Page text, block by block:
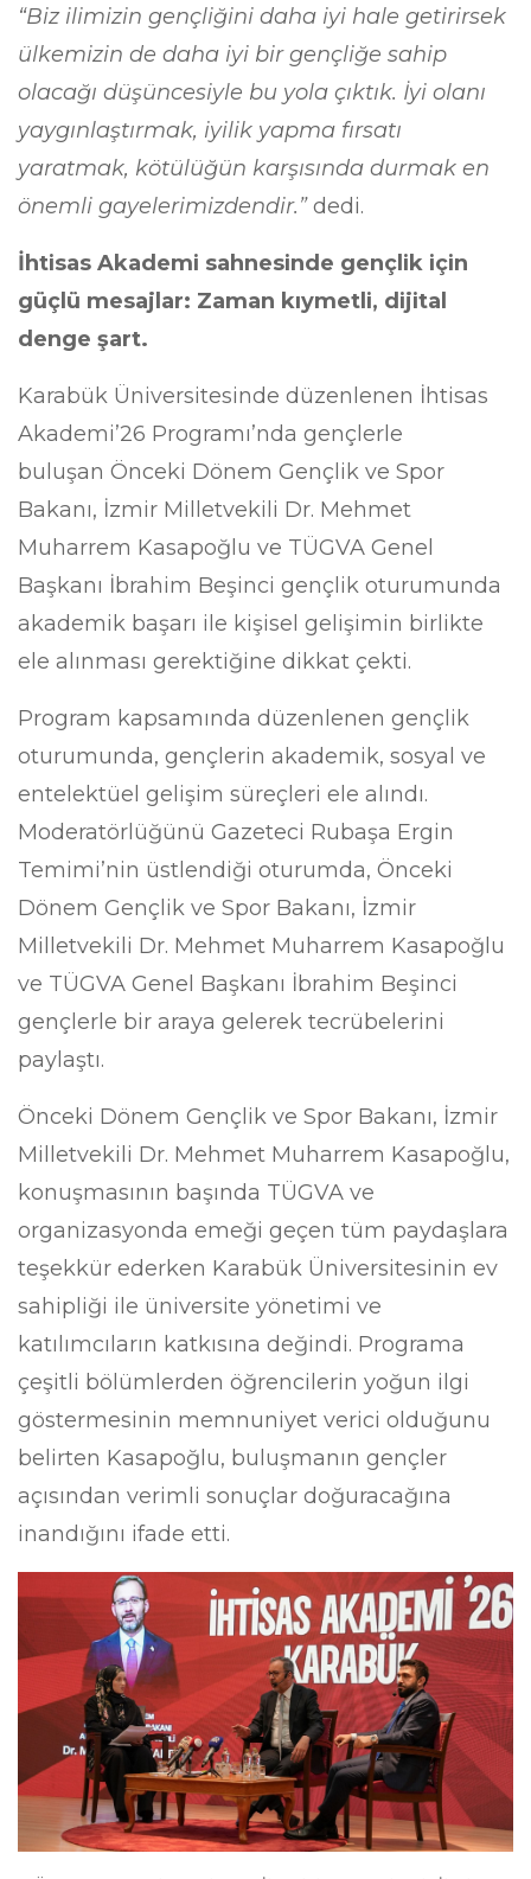
“Biz ilimizin gençliğini daha iyi hale getirirsek
ülkemizin de daha iyi bir gençliğe sahip
olacağı düşüncesiyle bu yola çıktık. İyi olanı
yaygınlaştırmak, iyilik yapma fırsatı
yaratmak, kötülüğün karşısında durmak en
önemli gayelerimizdendir.”dedi.
İhtisas Akademi sahnesinde gençlik için
güçlü mesajlar: Zaman kıymetli, dijital
denge şart.
Karabük Üniversitesinde düzenlenen İhtisas
Akademi’26 Programı’nda gençlerle
buluşan Önceki Dönem Gençlik ve Spor
Bakanı, İzmir Milletvekili Dr. Mehmet
Muharrem Kasapoğlu ve TÜGVA Genel
Başkanı İbrahim Beşinci gençlik oturumunda
akademik başarı ile kişisel gelişimin birlikte
ele alınması gerektiğine dikkat çekti.
Program kapsamında düzenlenen gençlik
oturumunda, gençlerin akademik, sosyal ve
entelektüel gelişim süreçleri ele alındı.
Moderatörlüğünü Gazeteci Rubaşa Ergin
Temimi’nin üstlendiği oturumda, Önceki
Dönem Gençlik ve Spor Bakanı, İzmir
Milletvekili Dr. Mehmet Muharrem Kasapoğlu
ve TÜGVA Genel Başkanı İbrahim Beşinci
gençlerle bir araya gelerek tecrübelerini
paylaştı.
Önceki Dönem Gençlik ve Spor Bakanı, İzmir
Milletvekili Dr. Mehmet Muharrem Kasapoğlu,
konuşmasının başında TÜGVA ve
organizasyonda emeği geçen tüm paydaşlara
teşekkür ederken Karabük Üniversitesinin ev
sahipliği ile üniversite yönetimi ve
katılımcıların katkısına değindi. Programa
çeşitli bölümlerden öğrencilerin yoğun ilgi
göstermesinin memnuniyet verici olduğunu
belirten Kasapoğlu, buluşmanın gençler
açısından verimli sonuçlar doğuracağına
inandığını ifade etti.